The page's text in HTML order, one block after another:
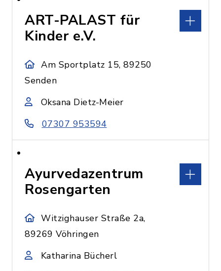
ART-PALAST für
Kinder e.V.
Am Sportplatz 15, 89250
Senden
Oksana Dietz-Meier
07307 953594
Ayurvedazentrum
Rosengarten
Witzighauser Straße 2a,
89269 Vöhringen
Katharina Bücherl